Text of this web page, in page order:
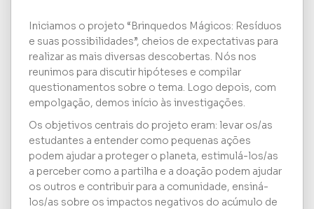
Iniciamos o projeto “Brinquedos Mágicos: Resíduos
e suas possibilidades”, cheios de expectativas para
realizar as mais diversas descobertas. Nós nos
reunimos para discutir hipóteses e compilar
questionamentos sobre o tema. Logo depois, com
empolgação, demos início às investigações.
Os objetivos centrais do projeto eram: levar os/as
estudantes a entender como pequenas ações
podem ajudar a proteger o planeta, estimulá-los/as
a perceber como a partilha e a doação podem ajudar
os outros e contribuir para a comunidade, ensiná-
los/as sobre os impactos negativos do acúmulo de